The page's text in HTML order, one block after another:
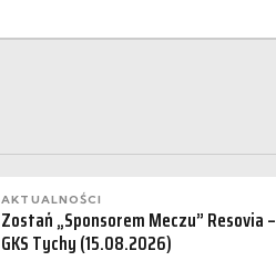
AKTUALNOŚCI
Zostań „Sponsorem Meczu” Resovia –
GKS Tychy (15.08.2026)